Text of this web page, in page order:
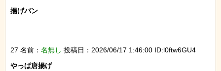
揚げパン
27 名前： 名無し 投稿日：2026/06/17 1:46:00 ID:l0ftw6GU4
やっぱ唐揚げ